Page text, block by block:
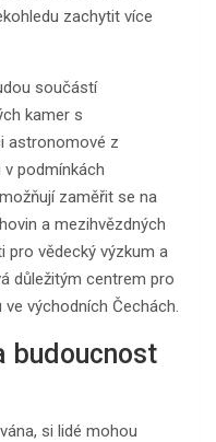
zachytit více
součástí
kamer s
astronomové z
podmínkách
zaměřit se na
a mezihvězdných
pro vědecký výzkum a
důležitým centrem pro
východních Čechách.
budoucnost
si lidé mohou